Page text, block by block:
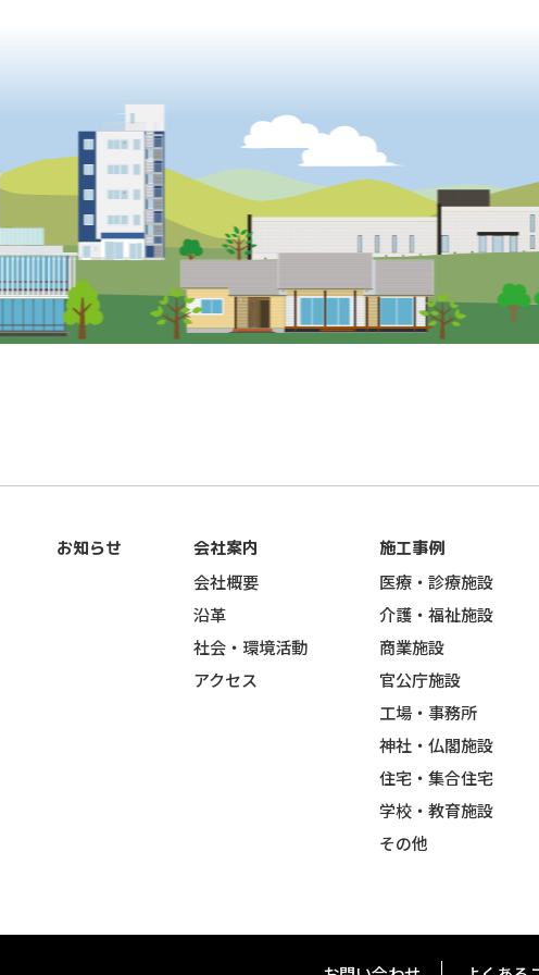
お知らせ 会社案内
会社概要
沿革
社会・環境活動
アクセス
施工事例
医療・診療施設
介護・福祉施設
商業施設
官公庁施設
工場・事務所
神社・仏閣施設
住宅・集合住宅
学校・教育施設
その他